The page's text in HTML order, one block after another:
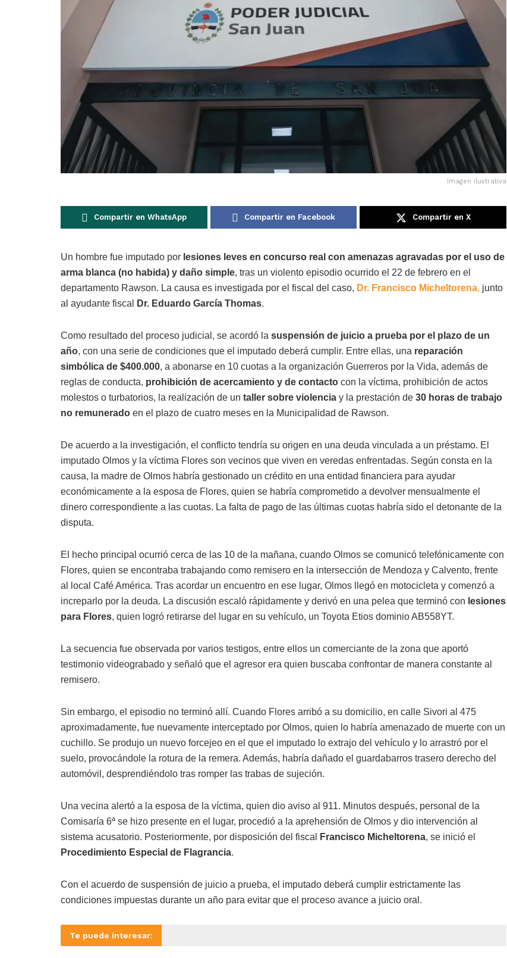
Imagen ilustrativa
Compartir en WhatsApp Compartir en Facebook Compartir en X
Un hombre fue imputado por lesiones leves en concurso real con amenazas agravadas por el uso de
arma blanca (no habida) y daño simple, tras un violento episodio ocurrido el 22 de febrero en el
departamento Rawson. La causa es investigada por el fiscal del caso, Dr. Francisco Micheltorena, junto
al ayudante fiscal
Dr. Eduardo García Thomas.
Como resultado del proceso judicial, se acordó la suspensión de juicio a prueba por el plazo de un
año, con una serie de condiciones que el imputado deberá cumplir. Entre ellas, una reparación
simbólica de $400.000, a abonarse en 10 cuotas a la organización Guerreros por la Vida, además de
reglas de conducta, prohibición de acercamiento y de contacto con la víctima, prohibición de actos
molestos o turbatorios, la realización de un taller sobre violencia y la prestación de 30 horas de trabajo
no remunerado en el plazo de cuatro meses en la Municipalidad de Rawson.
De acuerdo a la investigación, el conflicto tendría su origen en una deuda vinculada a un préstamo. El
imputado Olmos y la víctima Flores son vecinos que viven en veredas enfrentadas. Según consta en la
causa, la madre de Olmos habría gestionado un crédito en una entidad financiera para ayudar
económicamente a la esposa de Flores, quien se habría comprometido a devolver mensualmente el
dinero correspondiente a las cuotas. La falta de pago de las últimas cuotas habría sido el detonante de la
disputa.
El hecho principal ocurrió cerca de las 10 de la mañana, cuando Olmos se comunicó telefónicamente con
Flores, quien se encontraba trabajando como remisero en la intersección de Mendoza y Calvento, frente
al local Café América. Tras acordar un encuentro en ese lugar, Olmos llegó en motocicleta y comenzó a
increparlo por la deuda. La discusión escaló rápidamente y derivó en una pelea que terminó con lesiones
para Flores, quien logró retirarse del lugar en su vehículo, un Toyota Etios dominio AB558YT.
La secuencia fue observada por varios testigos, entre ellos un comerciante de la zona que aportó
testimonio videograbado y señaló que el agresor era quien buscaba confrontar de manera constante al
remisero.
Sin embargo, el episodio no terminó allí. Cuando Flores arribó a su domicilio, en calle Sivori al 475
aproximadamente, fue nuevamente interceptado por Olmos, quien lo habría amenazado de muerte con un
cuchillo. Se produjo un nuevo forcejeo en el que el imputado lo extrajo del vehículo y lo arrastró por el
suelo, provocándole la rotura de la remera. Además, habría dañado el guardabarros trasero derecho del
automóvil, desprendiéndolo tras romper las trabas de sujeción.
Una vecina alertó a la esposa de la víctima, quien dio aviso al 911. Minutos después, personal de la
Comisaría 6ª se hizo presente en el lugar, procedió a la aprehensión de Olmos y dio intervención al
sistema acusatorio. Posteriormente, por disposición del fiscal
Francisco Micheltorena, se inició el
Procedimiento Especial de Flagrancia.
Con el acuerdo de suspensión de juicio a prueba, el imputado deberá cumplir estrictamente las
condiciones impuestas durante un año para evitar que el proceso avance a juicio oral.
Te puede interesar: